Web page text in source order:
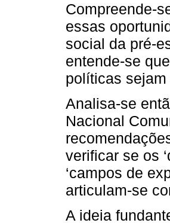
Compreende-
essas
social da pré-
entende-se
políticas
Analisa-se
Nacional
verificar se os
‘campos de
articulam-se
A ideia